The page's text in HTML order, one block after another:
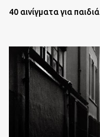
40 αινίγματα για παιδιά